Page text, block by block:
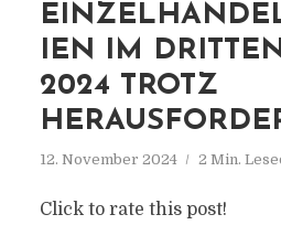
IEN IM
2024 TROTZ
12. November 2024 2 Min.
Click to rate this post!